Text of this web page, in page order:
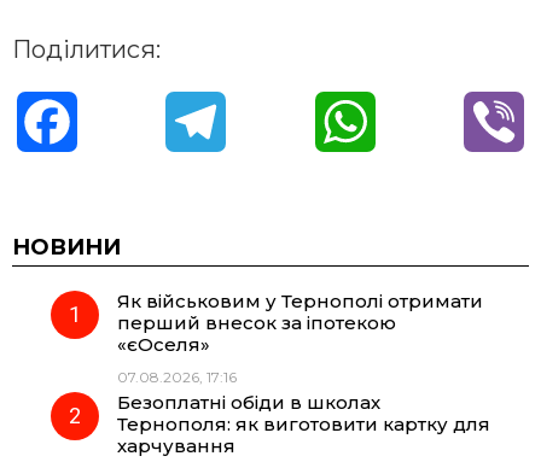
Поділитися:
c
e
o
e
r
t
A
НОВИНИ
Як військовим у Тернополі отримати
перший внесок за іпотекою
«єОселя»
07.08.2026, 17:16
Безоплатні обіди в школах
Тернополя: як виготовити картку для
харчування